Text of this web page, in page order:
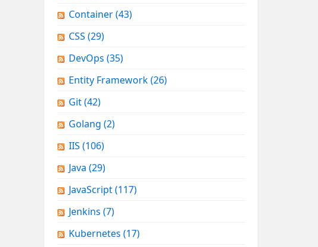
Container(43)
CSS (29)
DevOps (35)
Entity Framework(26)
Git(42)
Golang (2)
IIS (106)
Java (29)
JavaScript(117)
Jenkins (7)
Kubernetes (17)